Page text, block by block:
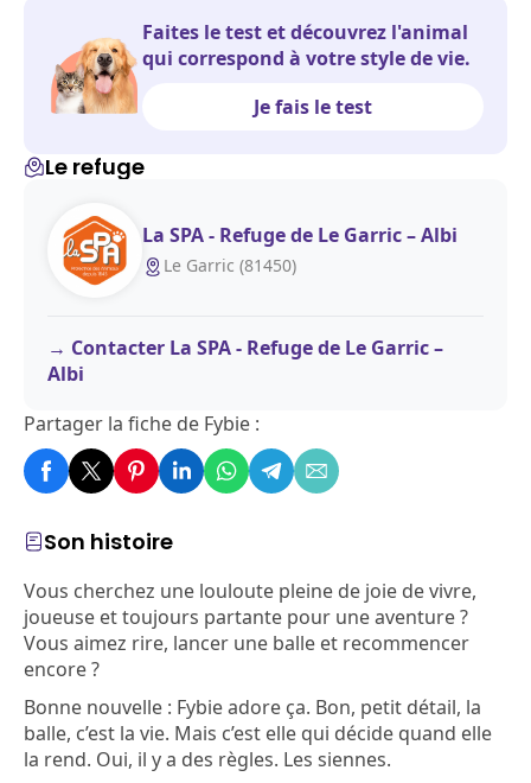
Son histoire
Vous cherchez une louloute pleine de joie de vivre,
joueuse et toujours partante pour une aventure ?
Vous aimez rire, lancer une balle et recommencer
encore ?
Bonne nouvelle : Fybie adore ça. Bon, petit détail, la
balle, c’est la vie. Mais c’est elle qui décide quand elle
la rend. Oui, il y a des règles. Les siennes.
Faites le test et découvrez l'animal
qui correspond à votre style de vie.
Je fais le test
Le refuge
La SPA - Refuge de Le Garric – Albi
Le Garric (81450)
Contacter La SPA - Refuge de Le Garric –
Albi
Partager la fiche de Fybie :